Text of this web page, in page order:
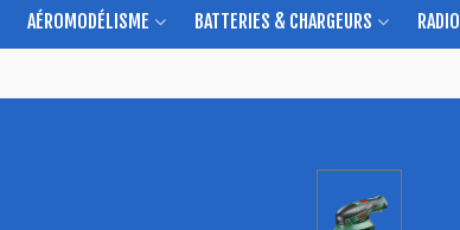
AÉROMODÉLISME BATTERIES & CHARGEURS RADIO